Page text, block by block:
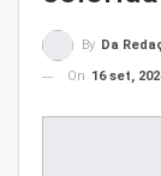
By Da
On 16 set,